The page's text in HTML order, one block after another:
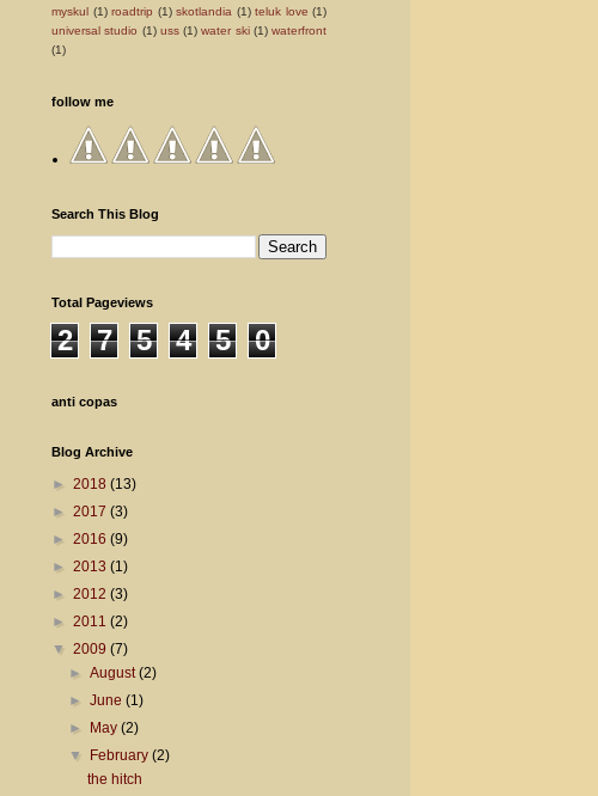
myskul (1) roadtrip (1) skotlandia (1) teluk love (1)
universal studio (1) uss (1) water ski (1) waterfront
(1)
follow me
Search This Blog
Total Pageviews
2 7 5 4 5 0
anti copas
Blog Archive
► 2018 (13)
► 2017 (3)
► 2016 (9)
► 2013 (1)
► 2012 (3)
► 2011 (2)
▼ 2009 (7)
►August(2)
►June(1)
►
May(2)
▼
February(2)
the hitch